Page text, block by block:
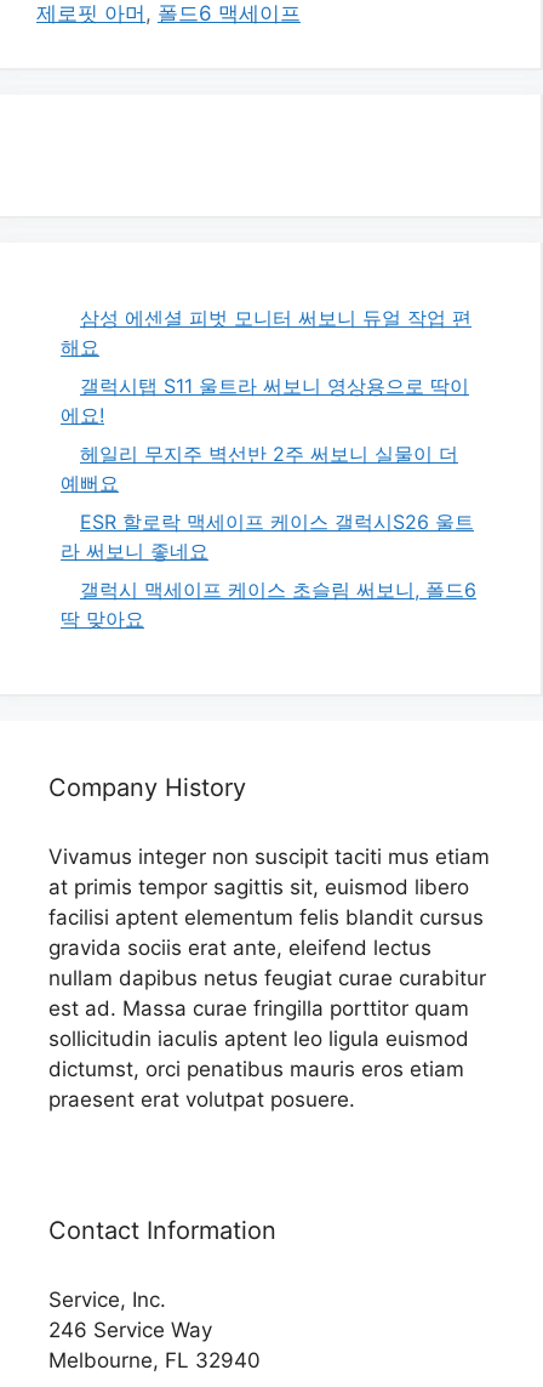
제로핏 아머 , 폴드6 맥세이프
삼성 에센셜 피벗 모니터 써보니 듀얼 작업 편
해요
갤럭시탭 S11 울트라 써보니 영상용으로 딱이
에요!
헤일리 무지주 벽선반 2주 써보니 실물이 더
예뻐요
ESR 할로락 맥세이프 케이스 갤럭시S26 울트
라 써보니 좋네요
갤럭시 맥세이프 케이스 초슬림 써보니, 폴드6
딱 맞아요
Company History
Vivamus integer non suscipit taciti mus etiam
at primis tempor sagittis sit, euismod libero
facilisi aptent elementum felis blandit cursus
gravida sociis erat ante, eleifend lectus
nullam dapibus netus feugiat curae curabitur
est ad. Massa curae fringilla porttitor quam
sollicitudin iaculis aptent leo ligula euismod
dictumst, orci penatibus mauris eros etiam
praesent erat volutpat posuere.
Contact Information
Service, Inc.
246 Service Way
Melbourne, FL 32940